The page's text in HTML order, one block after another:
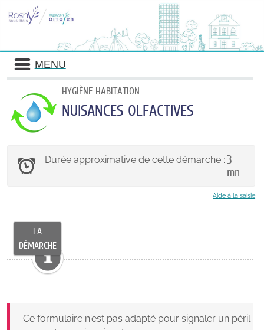
MENU
HYGIÈNE HABITATION
NUISANCES OLFACTIVES
Durée approximative de cette démarche : 3
mn
Aide à la saisie
LA
DÉMARCHE